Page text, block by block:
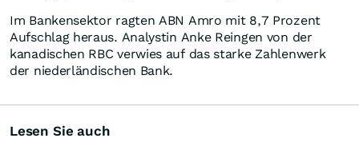
Im Bankensektor ragten ABN Amro mit 8,7 Prozent
Aufschlag heraus. Analystin Anke Reingen von der
kanadischen RBC verwies auf das starke Zahlenwerk
der niederländischen Bank.
Lesen Sie auch